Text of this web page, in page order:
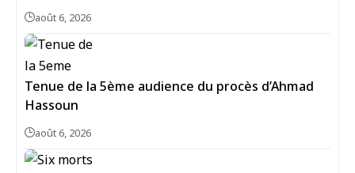
août 6, 2026
Tenue de la 5ème audience du procès d’Ahmad
Hassoun
août 6, 2026